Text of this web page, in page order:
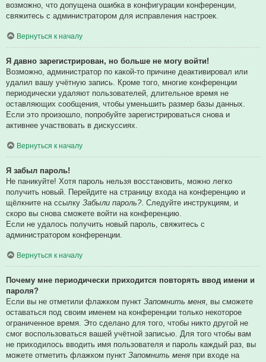
возможно, что допущена ошибка в конфигурации конференции,
свяжитесь с администратором для исправления настроек.
Вернуться к началу
Я давно зарегистрирован, но больше не могу войти!
Возможно, администратор по какой-то причине деактивировал или
удалил вашу учётную запись. Кроме того, многие конференции
периодически удаляют пользователей, длительное время не
оставляющих сообщения, чтобы уменьшить размер базы данных.
Если это произошло, попробуйте зарегистрироваться снова и
активнее участвовать в дискуссиях.
Вернуться к началу
Я забыл пароль!
Не паникуйте! Хотя пароль нельзя восстановить, можно легко
получить новый. Перейдите на страницу входа на конференцию и
щёлкните на ссылку Забыли пароль?. Следуйте инструкциям, и
скоро вы снова сможете войти на конференцию.
Если не удалось получить новый пароль, свяжитесь с
администратором конференции.
Вернуться к началу
Почему мне периодически приходится повторять ввод имени и
пароля?
Если вы не отметили флажком пункт Запомнить меня , вы сможете
оставаться под своим именем на конференции только некоторое
ограниченное время. Это сделано для того, чтобы никто другой не
смог воспользоваться вашей учётной записью. Для того чтобы вам
не приходилось вводить имя пользователя и пароль каждый раз, вы
можете отметить флажком пункт Запомнить меня при входе на